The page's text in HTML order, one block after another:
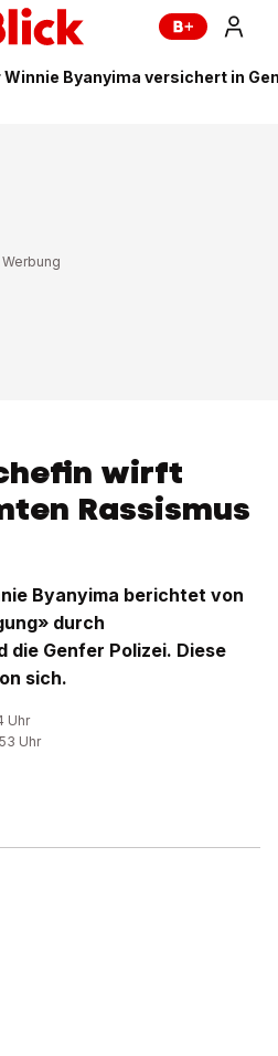
Winnie Byanyima versichert in
wirft
Rassismus
Byanyima berichtet von
durch
die Genfer Polizei. Diese
sich.
Uhr
Uhr